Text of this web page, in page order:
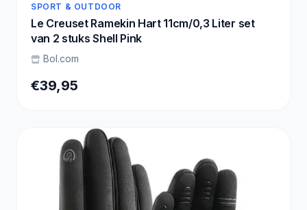
SPORT & OUTDOOR
Le Creuset Ramekin Hart 11cm/0,3 Liter set
van 2 stuks Shell Pink
Bol.com
€39,95